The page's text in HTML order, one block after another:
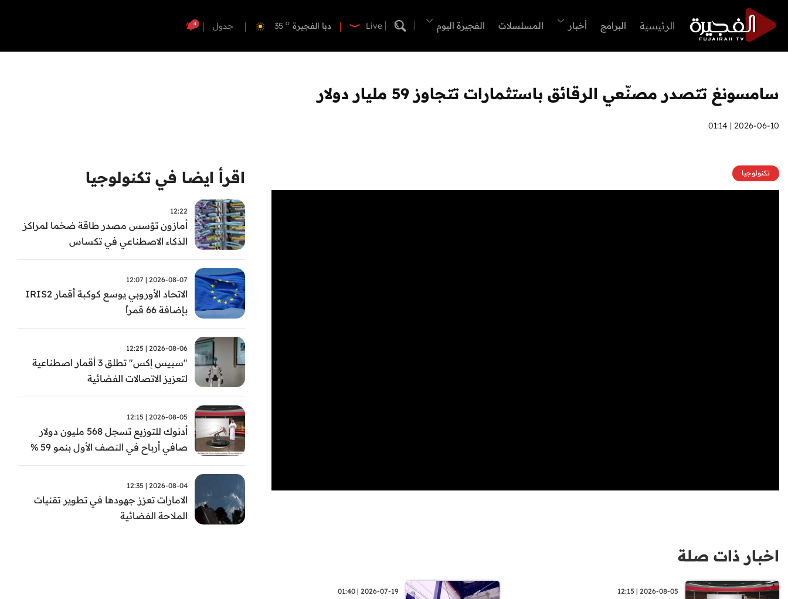
الرئيسية البرامج أخبار المسلسلات الفجيرة اليوم Live دبا الفجيرة 35 o
أم القيوين
جدول 4
سامسونغ تتصدر مصنّعي الرقائق باستثمارات تتجاوز 59 مليار دولار
2026-06-10 | 01:14
تكنولوجيا
اخبار ذات صلة
2026-08-05 | 12:15
2026-07-19 | 01:40
اقرأ ايضا في تكنولوجيا
12:22
أمازون تؤسس مصدر طاقة ضخما لمراكز
الذكاء الاصطناعي في تكساس
2026-08-07 | 12:07
الاتحاد الأوروبي يوسع كوكبة أقمار IRIS2
بإضافة 66 قمراً
2026-08-06 | 12:25
"سبيس إكس" تطلق 3 أقمار اصطناعية
لتعزيز الاتصالات الفضائية
2026-08-05 | 12:15
أدنوك للتوزيع تسجل 568 مليون دولار
صافي أرباح في النصف الأول بنمو 59 %
2026-08-04 | 12:35
الامارات تعزز جهودها في تطوير تقنيات
الملاحة الفضائية